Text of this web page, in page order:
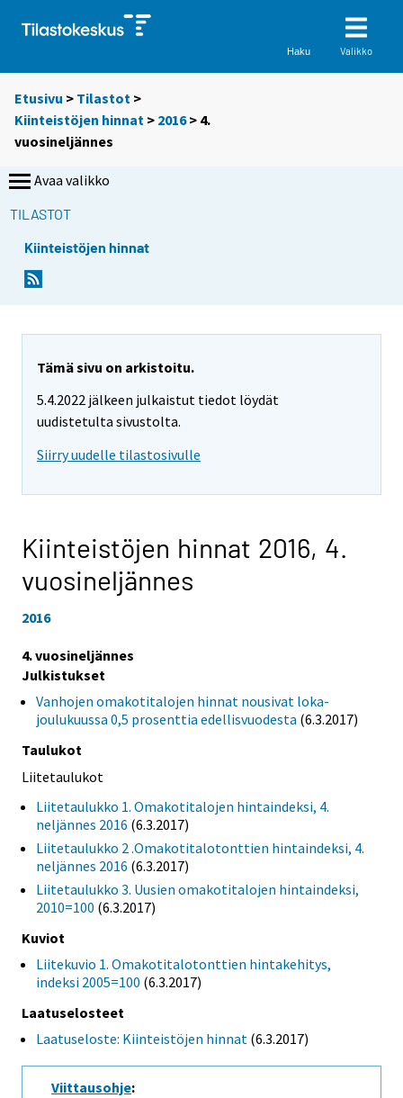
Haku Valikko
Etusivu > Tilastot >
Kiinteistöjen hinnat > 2016> 4.
vuosineljännes
Avaa valikko
TILASTOT
Kiinteistöjen hinnat
Tämä sivu on arkistoitu.
5.4.2022 jälkeen julkaistut tiedot löydät
uudistetulta sivustolta.
Siirry uudelle tilastosivulle
Kiinteistöjen hinnat 2016, 4.
vuosineljännes
2016
4. vuosineljännes
Julkistukset
Vanhojen omakotitalojen hinnat nousivat loka-
joulukuussa 0,5 prosenttia edellisvuodesta (6.3.2017)
Taulukot
Liitetaulukot
Liitetaulukko 1. Omakotitalojen hintaindeksi, 4.
neljännes 2016 (6.3.2017)
Liitetaulukko 2 .Omakotitalotonttien hintaindeksi, 4.
neljännes 2016 (6.3.2017)
Liitetaulukko 3. Uusien omakotitalojen hintaindeksi,
2010=100 (6.3.2017)
Kuviot
Liitekuvio 1. Omakotitalotonttien hintakehitys,
indeksi 2005=100 (6.3.2017)
Laatuselosteet
Laatuseloste: Kiinteistöjen hinnat (6.3.2017)
Viittausohje: